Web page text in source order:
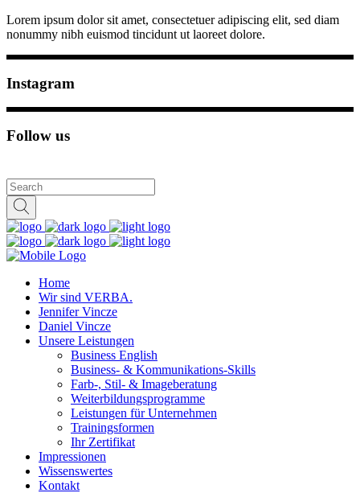
Lorem ipsum dolor sit amet, consectetuer adipiscing elit, sed diam
nonummy nibh euismod tincidunt ut laoreet dolore.
Instagram
Follow us
Home
Wir sind VERBA.
Jennifer Vincze
Daniel Vincze
Unsere Leistungen
Business English
Business- & Kommunikations-Skills
Farb-, Stil- & Imageberatung
Weiterbildungsprogramme
Leistungen für Unternehmen
Trainingsformen
Ihr Zertifikat
Impressionen
Wissenswertes
Kontakt